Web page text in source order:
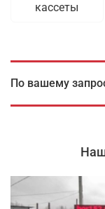
кассеты
По вашему